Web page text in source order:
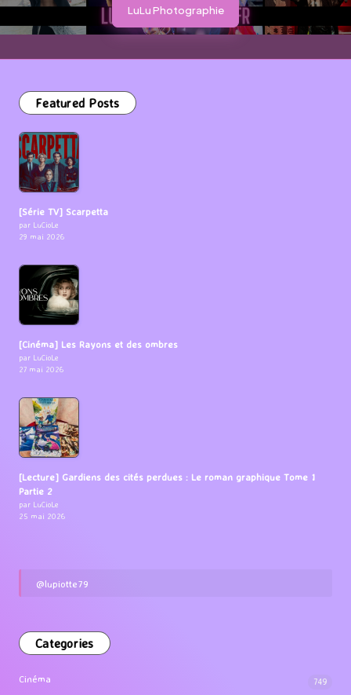
LuLu Photographie
Featured Posts
[Série TV] Scarpetta
par LuCioLe
29 mai 2026
[Cinéma] Les Rayons et des ombres
par LuCioLe
27 mai 2026
[Lecture] Gardiens des cités perdues : Le roman graphique Tome 1
Partie 2
par LuCioLe
25 mai 2026
@lupiotte79
Categories
Cinéma 749